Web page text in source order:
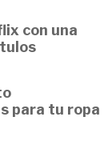
con una
para tu ropa